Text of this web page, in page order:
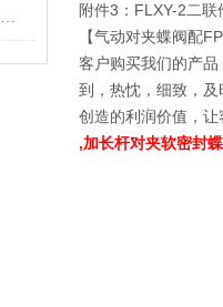
附件3：FLXY-2二
【气动对夹蝶阀配
客户购买我们的产
到，热忱，细致，
创造的利润价值，
,加长杆对夹软密封
常闭型不锈钢电动球阀具有以下主要特点